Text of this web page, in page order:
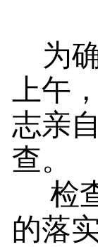
为
上午
志亲
查。
检
的落